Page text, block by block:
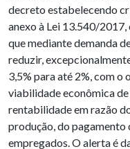
decreto estabelecendo
anexo à Lei 13.540/
que mediante demanda
reduzir,
3,5% para até 2%, com
viabilidade econômica
rentabilidade em razão
produção, do
empregados. O alerta é